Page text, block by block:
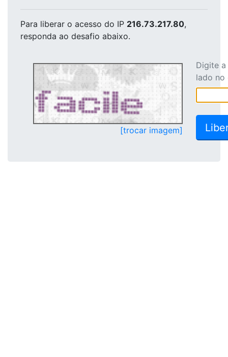
Para liberar o acesso do IP 216.73.217.80,
responda ao desafio abaixo.
[trocar imagem]
Digite
lado no